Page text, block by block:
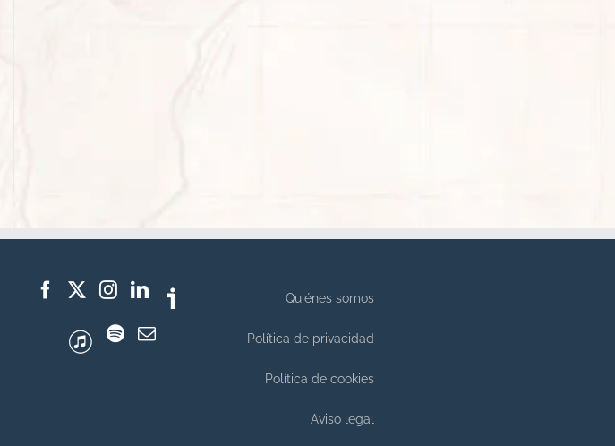
Quiénes somos
Política de privacidad
Política de cookies
Aviso legal